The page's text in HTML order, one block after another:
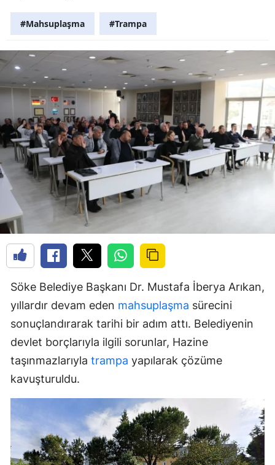
#Mahsuplaşma #Trampa
Söke Belediye Başkanı Dr. Mustafa İberya Arıkan,
yıllardır devam eden mahsuplaşma sürecini
sonuçlandırarak tarihi bir adım attı. Belediyenin
devlet borçlarıyla ilgili sorunlar, Hazine
taşınmazlarıyla trampa yapılarak çözüme
kavuşturuldu.